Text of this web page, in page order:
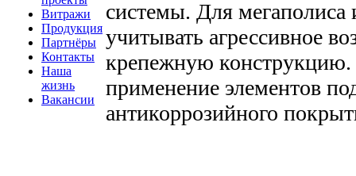
Витражи
Продукция
Партнёры
Контакты
Наша
жизнь
Вакансии
системы. Для
учитывать агрессивное
крепежную конструкцию.
применение элементов
антикоррозийного